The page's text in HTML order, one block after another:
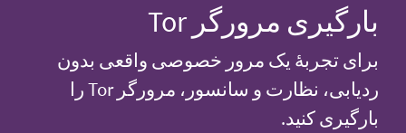
بارگیری مرورگر Tor
برای تجربهٔ یک مرور خصوصی واقعی بدون
ردیابی، نظارت و سانسور، مرورگر Tor را
بارگیری کنید.